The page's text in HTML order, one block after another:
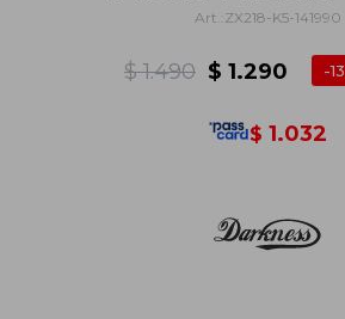
ZX218-K5-141990
$ 1.290
$ 1.490 13
$ 1.032